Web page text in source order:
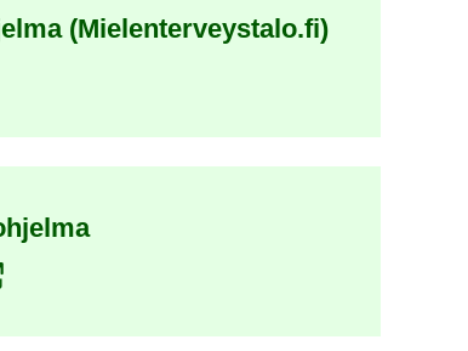
(Mielenterveystalo.fi)(siirryt